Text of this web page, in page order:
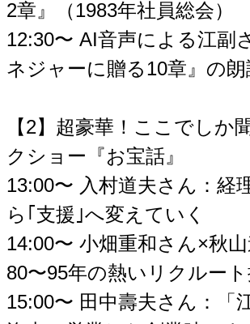
2章』（1983年社員総会）
12:30〜 AI音声による江副
ネジャーに贈る10章』の朗
【2】超豪華！ここでしか
クショー『お宝話』
13:00〜 入村道夫さん：経
ら｢支援｣へ変えていく
14:00〜 小畑重和さん×秋
80〜95年の熱いリクルー
15:00〜 田中壽夫さん：「